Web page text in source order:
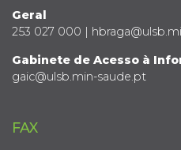
Geral
253 027 000 |
Gabinete de Acesso à
gaic@ulsb.min-saude.pt
FAX